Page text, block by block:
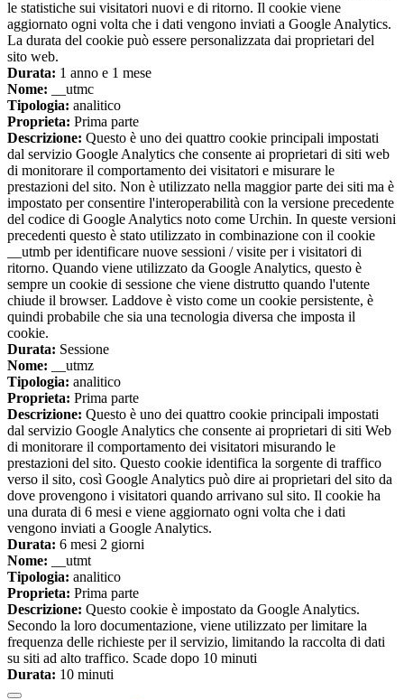
le statistiche sui visitatori nuovi e di ritorno. Il cookie viene
aggiornato ogni volta che i dati vengono inviati a Google Analytics.
La durata del cookie può essere personalizzata dai proprietari del
sito web.
Durata: 1 anno e 1 mese
Nome: __utmc
Tipologia: analitico
Proprieta: Prima parte
Descrizione: Questo è uno dei quattro cookie principali impostati
dal servizio Google Analytics che consente ai proprietari di siti web
di monitorare il comportamento dei visitatori e misurare le
prestazioni del sito. Non è utilizzato nella maggior parte dei siti ma è
impostato per consentire l'interoperabilità con la versione precedente
del codice di Google Analytics noto come Urchin. In queste versioni
precedenti questo è stato utilizzato in combinazione con il cookie
__utmb per identificare nuove sessioni / visite per i visitatori di
ritorno. Quando viene utilizzato da Google Analytics, questo è
sempre un cookie di sessione che viene distrutto quando l'utente
chiude il browser. Laddove è visto come un cookie persistente, è
quindi probabile che sia una tecnologia diversa che imposta il
cookie.
Durata: Sessione
Nome: __utmz
Tipologia: analitico
Proprieta: Prima parte
Descrizione: Questo è uno dei quattro cookie principali impostati
dal servizio Google Analytics che consente ai proprietari di siti Web
di monitorare il comportamento dei visitatori misurando le
prestazioni del sito. Questo cookie identifica la sorgente di traffico
verso il sito, così Google Analytics può dire ai proprietari del sito da
dove provengono i visitatori quando arrivano sul sito. Il cookie ha
una durata di 6 mesi e viene aggiornato ogni volta che i dati
vengono inviati a Google Analytics.
Durata: 6 mesi 2 giorni
Nome: __utmt
Tipologia: analitico
Proprieta: Prima parte
Descrizione: Questo cookie è impostato da Google Analytics.
Secondo la loro documentazione, viene utilizzato per limitare la
frequenza delle richieste per il servizio, limitando la raccolta di dati
su siti ad alto traffico. Scade dopo 10 minuti
Durata: 10 minuti